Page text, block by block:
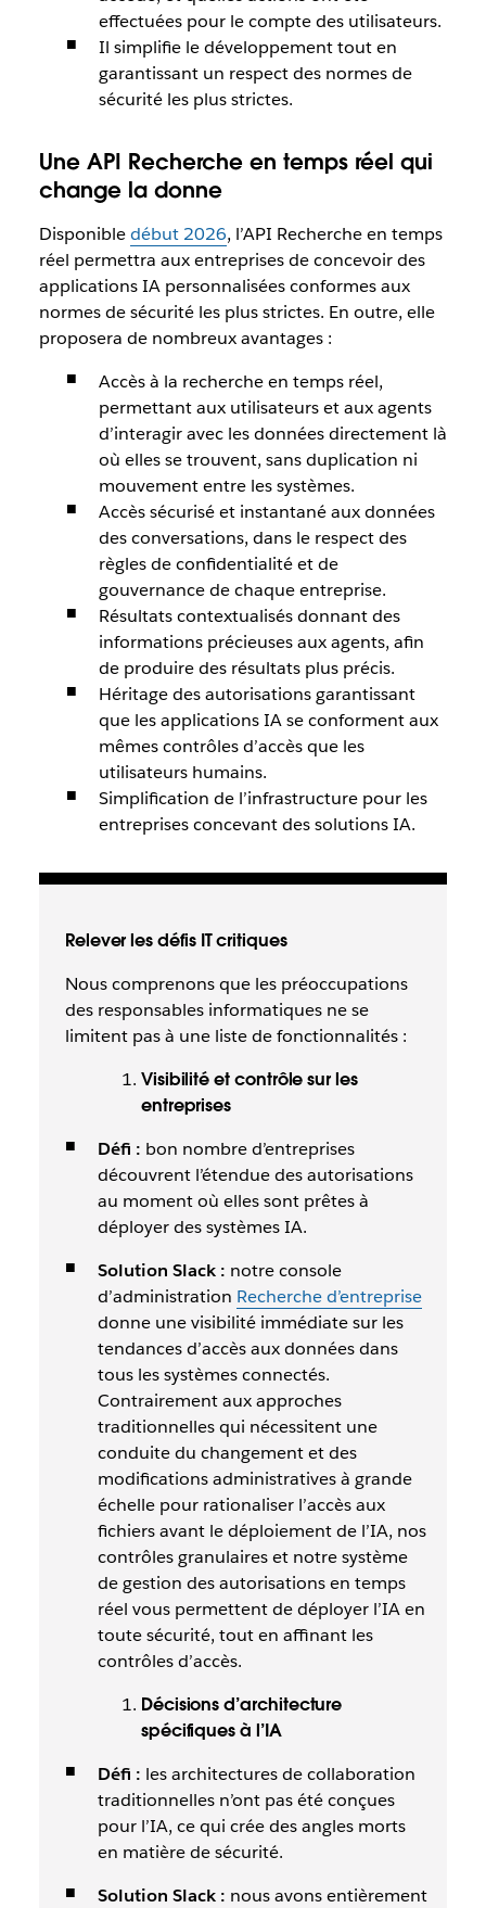
effectuées pour le compte des utilisateurs.
Il simplifie le développement tout en
garantissant un respect des normes de
sécurité les plus strictes.
Une API Recherche en temps réel qui
change la donne
Disponibledébut 2026, l’API Recherche en temps
réel permettra aux entreprises de concevoir des
applications IA personnalisées conformes aux
normes de sécurité les plus strictes. En outre, elle
proposera de nombreux avantages :
Accès à la recherche en temps réel,
permettant aux utilisateurs et aux agents
d’interagir avec les données directement là
où elles se trouvent, sans duplication ni
mouvement entre les systèmes.
Accès sécurisé et instantané aux données
des conversations, dans le respect des
règles de confidentialité et de
gouvernance de chaque entreprise.
Résultats contextualisés donnant des
informations précieuses aux agents, afin
de produire des résultats plus précis.
Héritage des autorisations garantissant
que les applications IA se conforment aux
mêmes contrôles d’accès que les
utilisateurs humains.
Simplification de l’infrastructure pour les
entreprises concevant des solutions IA.
Relever les défis IT critiques
Nous comprenons que les préoccupations
des responsables informatiques ne se
limitent pas à une liste de fonctionnalités :
Visibilité et contrôle sur les
entreprises
Défi : bon nombre d’entreprises
découvrent l’étendue des autorisations
au moment où elles sont prêtes à
déployer des systèmes IA.
Solution Slack : notre console
d’administration Recherche d’entreprise
donne une visibilité immédiate sur les
tendances d’accès aux données dans
tous les systèmes connectés.
Contrairement aux approches
traditionnelles qui nécessitent une
conduite du changement et des
modifications administratives à grande
échelle pour rationaliser l’accès aux
fichiers avant le déploiement de l’IA, nos
contrôles granulaires et notre système
de gestion des autorisations en temps
réel vous permettent de déployer l’IA en
toute sécurité, tout en affinant les
contrôles d’accès.
Décisions d’architecture
spécifiques à l’IA
Défi : les architectures de collaboration
traditionnelles n’ont pas été conçues
pour l’IA, ce qui crée des angles morts
en matière de sécurité.
Solution Slack : nous avons entièrement